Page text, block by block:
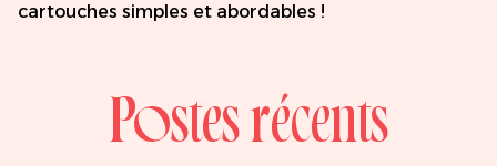
cartouches simples et abordables !
Postes récents